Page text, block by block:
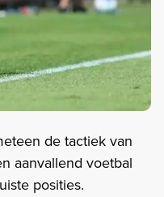
de tactiek van
aanvallend voetbal
posities.